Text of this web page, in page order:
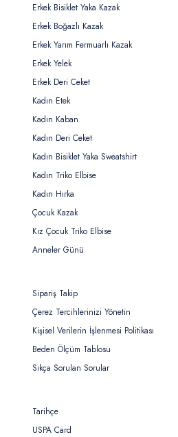
Erkek Bisiklet Yaka Kazak
Erkek Boğazlı Kazak
Erkek Yarım Fermuarlı Kazak
Erkek Yelek
Erkek Deri Ceket
Kadın Etek
Kadın Kaban
Kadın Deri Ceket
Kadın Bisiklet Yaka Sweatshirt
Kadın Triko Elbise
Kadın Hırka
Çocuk Kazak
Kız Çocuk Triko Elbise
Anneler Günü
Sipariş Takip
Çerez Tercihlerinizi Yönetin
Kişisel Verilerin İşlenmesi Politikası
Beden Ölçüm Tablosu
Sıkça Sorulan Sorular
Tarihçe
USPA Card